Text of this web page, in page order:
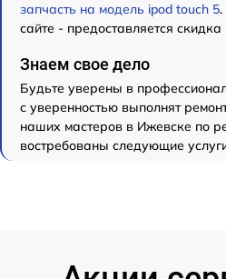
запчасть на модель ipod touch 5.
сайте - предоставляется скидка
Знаем свое дело
Будьте уверены в
с уверенностью выполнят
наших мастеров в Ижевске по
востребованы следующие